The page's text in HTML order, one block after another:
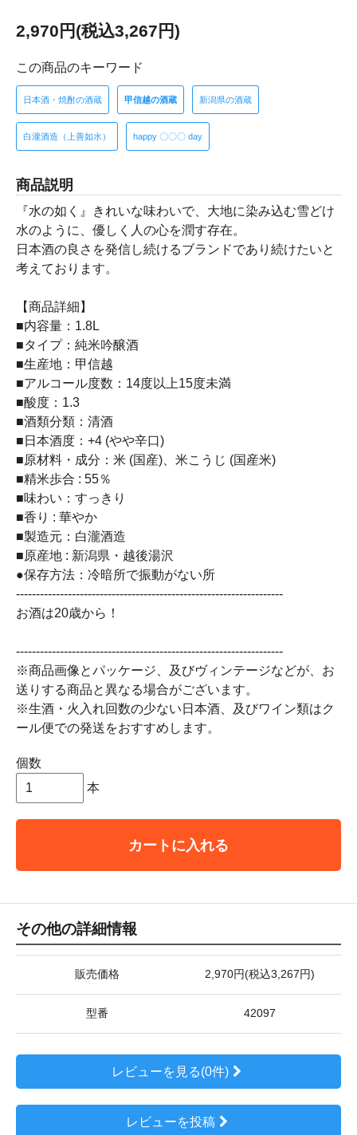
2,970円(税込3,267円)
この商品のキーワード
日本酒・焼酎の酒蔵 甲信越の酒蔵 新潟県の酒蔵
白瀧酒造（上善如水） happy 〇〇〇 day
商品説明
『水の如く』きれいな味わいで、大地に染み込む雪どけ
水のように、優しく人の心を潤す存在。
日本酒の良さを発信し続けるブランドであり続けたいと
考えております。
【商品詳細】
■内容量：1.8L
■タイプ：純米吟醸酒
■生産地：甲信越
■アルコール度数：14度以上15度未満
■酸度：1.3
■酒類分類：清酒
■日本酒度：+4 (やや辛口)
■原材料・成分：米 (国産)、米こうじ (国産米)
■精米歩合 : 55％
■味わい：すっきり
■香り : 華やか
■製造元：白瀧酒造
■原産地 : 新潟県・越後湯沢
●保存方法：冷暗所で振動がない所
-------------------------------------------------------------------
お酒は20歳から！
-------------------------------------------------------------------
※商品画像とパッケージ、及びヴィンテージなどが、お
送りする商品と異なる場合がございます。
※生酒・火入れ回数の少ない日本酒、及びワイン類はク
ール便での発送をおすすめします。
個数
本
カートに入れる
その他の詳細情報
販売価格 2,970円(税込3,267円)
型番 42097
レビューを見る(0件)
レビューを投稿